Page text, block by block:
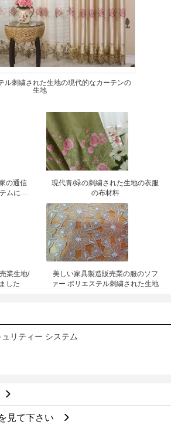
ル刺繍された生地の現代的なカーテンの
生地
の通信
ムに電
現代青/緑の刺繍された生地の衣服
の布材料
業生地/
した
美しい家具製造販売業の服のソフ
ァー ポリエステル刺繍された生地
リティー システム
見て下さい